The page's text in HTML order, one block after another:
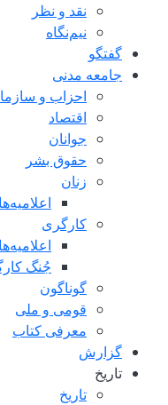
نقد و نظر
نیم‌نگاه
گفتگو
جامعه مدنی
احزاب و
اقتصاد
جوانان
حقوق بشر
زنان
کارگری
جُنگ
گوناگون
قومی و ملی
معرفی کتاب
گزارش
تاریخ
تاریخ